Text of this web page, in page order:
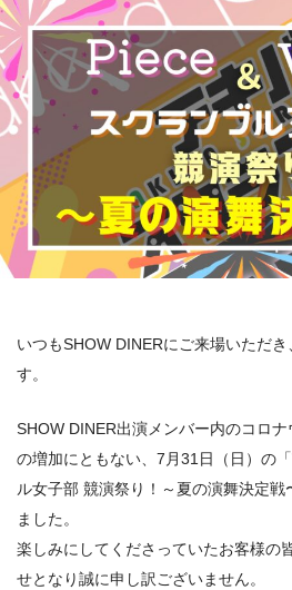
いつもSHOW DINERにご来場いただ
す。
SHOW DINER出演メンバー内のコロ
の増加にともない、7月31日（日）の
ル女子部 競演祭り！～夏の演舞決定戦
ました。
楽しみにしてくださっていたお客様の
せとなり誠に申し訳ございません。